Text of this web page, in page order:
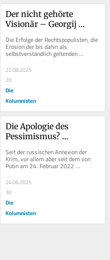
Der nicht gehörte
Visionär – Georgij
europäische Krise der
1930er Jahre
Die Erfolge der Rechtspopulisten, die
Erosion der bis dahin als
selbstverständlich geltenden
Gewissheiten veranlassen einige
Autoren dazu, in der...
22.08.2025
20
Die
Kolumnisten
Die Apologie des
Pessimismus?
Betrachtungen über
Wendepunkte der
Seit der russischen Annexion der
Krim, vor allem aber seit dem von
Putin am 24. Februar 2022
Ukraine, verdüstert...
24.06.2025
30
Die
Kolumnisten